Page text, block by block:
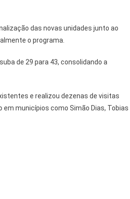
das novas unidades junto ao
o programa.
de 29 para 43, consolidando a
e realizou dezenas de visitas
municípios como Simão Dias, Tobias